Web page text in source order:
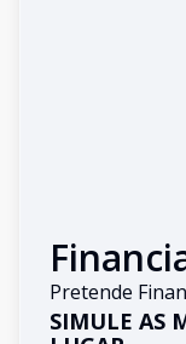
Pretende
SIMULE AS